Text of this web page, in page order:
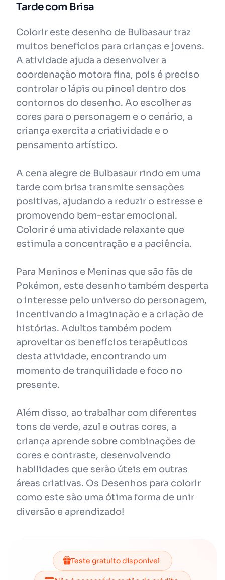
Tarde com Brisa
Colorir este desenho de Bulbasaur traz
muitos benefícios para crianças e jovens.
A atividade ajuda a desenvolver a
coordenação motora fina, pois é preciso
controlar o lápis ou pincel dentro dos
contornos do desenho. Ao escolher as
cores para o personagem e o cenário, a
criança exercita a criatividade e o
pensamento artístico.
A cena alegre de Bulbasaur rindo em uma
tarde com brisa transmite sensações
positivas, ajudando a reduzir o estresse e
promovendo bem-estar emocional.
Colorir é uma atividade relaxante que
estimula a concentração e a paciência.
Para Meninos e Meninas que são fãs de
Pokémon, este desenho também desperta
o interesse pelo universo do personagem,
incentivando a imaginação e a criação de
histórias. Adultos também podem
aproveitar os benefícios terapêuticos
desta atividade, encontrando um
momento de tranquilidade e foco no
presente.
Além disso, ao trabalhar com diferentes
tons de verde, azul e outras cores, a
criança aprende sobre combinações de
cores e contraste, desenvolvendo
habilidades que serão úteis em outras
áreas criativas. Os Desenhos para colorir
como este são uma ótima forma de unir
diversão e aprendizado!
Teste gratuito disponível